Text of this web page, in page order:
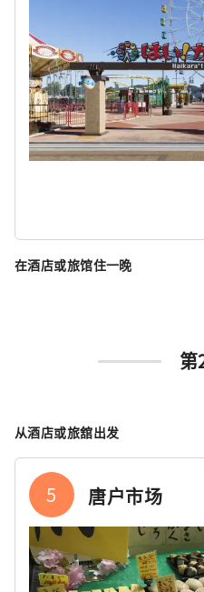
在酒店或旅馆住一晚
第
从酒店或旅舘出发
5 唐户市场